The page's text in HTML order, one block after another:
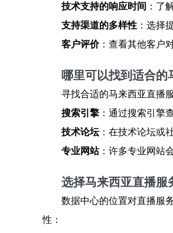
技术支持的响应时间 ：了
支持渠道的多样性 ：选择
客户评价：查看其他客户
哪里可以找到适合的
寻找合适的马来西亚直播
搜索引擎 ：通过搜索引擎
技术论坛：在技术论坛或
专业网站：许多专业网站
选择马来西亚直播服
数据中心的位置对直播服
性：